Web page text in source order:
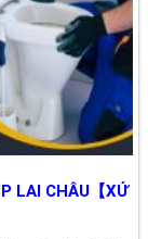
LAI CHÂU【XỬ